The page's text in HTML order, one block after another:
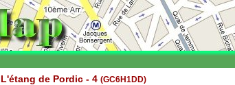
L'étang de Pordic - 4 (GC6H1DD)